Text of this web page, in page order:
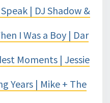
| DJ Shadow &
I Was a Boy | Dar
Moments | Jessie
Years | Mike + The